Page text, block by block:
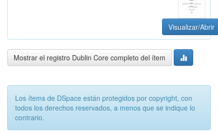
Visualizar/Abrir
Mostrar el registro Dublin Core completo del ítem
Los ítems de DSpace están protegidos por copyright, con
todos los derechos reservados, a menos que se indique lo
contrario.